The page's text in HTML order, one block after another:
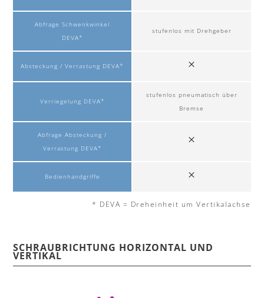
Abfrage Schwenkwinkel
DEVA*
Absteckung / Verrastung DEVA*
Verriegelung DEVA*
Abfrage Absteckung /
Verrastung DEVA*
Bedienhandgriffe
stufenlos mit Drehgeber
stufenlos pneumatisch über
Bremse
* DEVA = Dreheinheit um Vertikalachse
SCHRAUBRICHTUNG HORIZONTAL UND
VERTIKAL